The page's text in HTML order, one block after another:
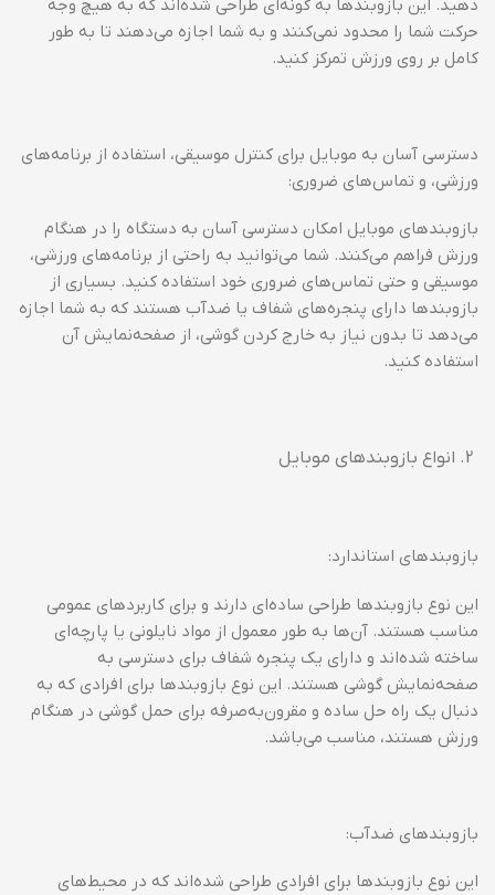
دهید. این بازوبندها به گونه‌ای طراحی شده‌اند که به هیچ وجه
حرکت شما را محدود نمی‌کنند و به شما اجازه می‌دهند تا به طور
کامل بر روی ورزش تمرکز کنید.
دسترسی آسان به موبایل برای کنترل موسیقی، استفاده از برنامه‌های
ورزشی، و تماس‌های ضروری:
بازوبندهای موبایل امکان دسترسی آسان به دستگاه را در هنگام
ورزش فراهم می‌کنند. شما می‌توانید به راحتی از برنامه‌های ورزشی،
موسیقی و حتی تماس‌های ضروری خود استفاده کنید. بسیاری از
بازوبندها دارای پنجره‌های شفاف یا ضدآب هستند که به شما اجازه
می‌دهد تا بدون نیاز به خارج کردن گوشی، از صفحه‌نمایش آن
استفاده کنید.
انواع بازوبندهای موبایل
بازوبندهای استاندارد:
این نوع بازوبندها طراحی ساده‌ای دارند و برای کاربردهای عمومی
مناسب هستند. آن‌ها به طور معمول از مواد نایلونی یا پارچه‌ای
ساخته شده‌اند و دارای یک پنجره شفاف برای دسترسی به
صفحه‌نمایش گوشی هستند. این نوع بازوبندها برای افرادی که به
دنبال یک راه حل ساده و مقرون‌به‌صرفه برای حمل گوشی در هنگام
ورزش هستند، مناسب می‌باشد.
بازوبندهای ضدآب:
این نوع بازوبندها برای افرادی طراحی شده‌اند که در محیط‌های